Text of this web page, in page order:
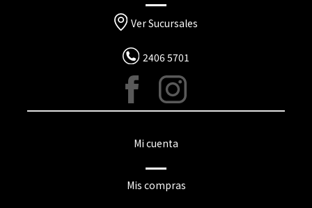
Ver Sucursales
2406 5701
Mi cuenta
Mis compras